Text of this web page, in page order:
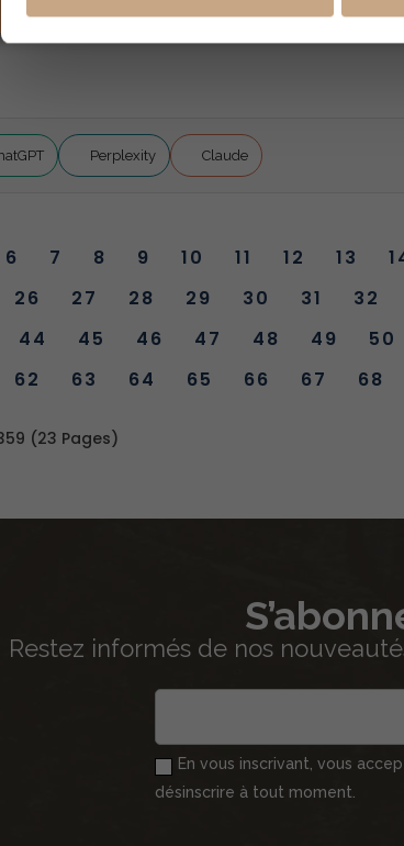
Perplexity Claude
6 7 8 9 10 11 12 13
26 27 28 29 30 31 32
44 45 46 47 48 49 50
62 63 64 65 66 67 68
(23 Pages)
Restez informés de nos
En vous inscrivant, vous
désinscrire à tout moment.